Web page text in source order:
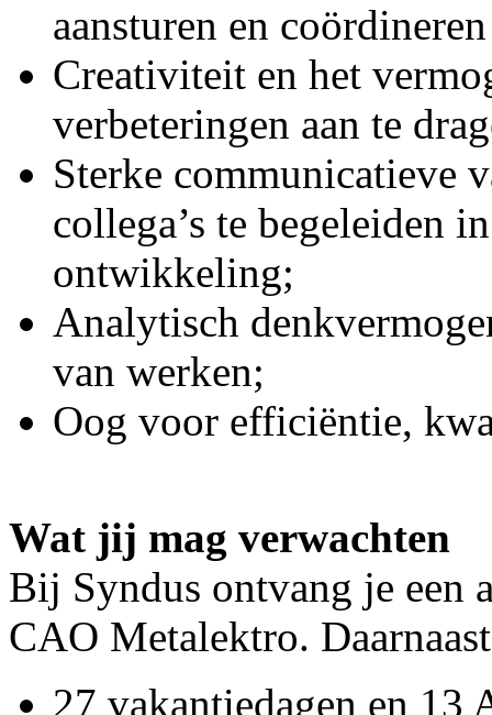
aansturen en
Creativiteit en het
verbeteringen aan te
Sterke communicatieve
collega’s te begeleiden
ontwikkeling;
Analytisch
van werken;
Oog voor efficiëntie,
Wat jij mag verwachten
Bij Syndus ontvang je een
CAO Metalektro.
27 vakantiedagen en 13